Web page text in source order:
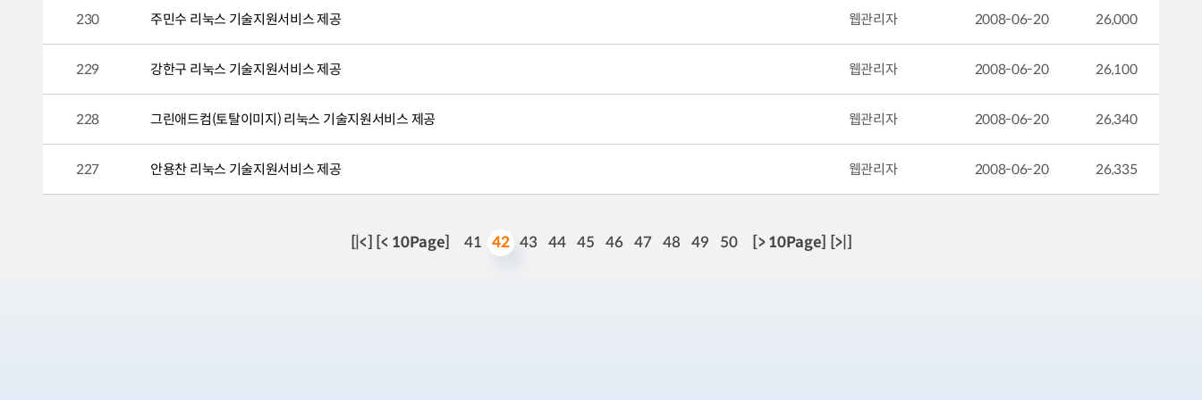
230 주민수 리눅스 기술지원서비스 제공 웹관리자 2008-06-20 26,000
229 강한구 리눅스 기술지원서비스 제공 웹관리자 2008-06-20 26,100
228 그린애드컴(토탈이미지) 리눅스 기술지원서비스 제공 웹관리자 2008-06-20 26,340
227 안용찬 리눅스 기술지원서비스 제공 웹관리자 2008-06-20 26,335
[|<] [< 10Page] 41 42 43 44 45 46 47 48 49 50 [> 10Page] [>|]